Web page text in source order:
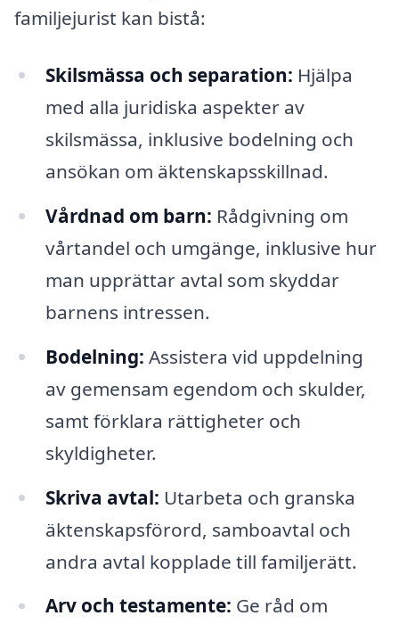
familjejurist kan bistå:
Skilsmässa och separation: Hjälpa
med alla juridiska aspekter av
skilsmässa, inklusive bodelning och
ansökan om äktenskapsskillnad.
Vårdnad om barn: Rådgivning om
vårtandel och umgänge, inklusive hur
man upprättar avtal som skyddar
barnens intressen.
Bodelning: Assistera vid uppdelning
av gemensam egendom och skulder,
samt förklara rättigheter och
skyldigheter.
Skriva avtal: Utarbeta och granska
äktenskapsförord, samboavtal och
andra avtal kopplade till familjerätt.
Arv och testamente: Ge råd om